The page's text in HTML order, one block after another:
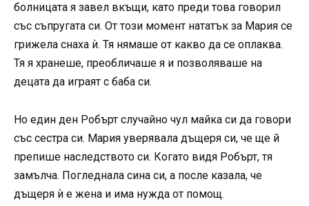
болницата я завел вкъщи, като преди това говорил
със съпругата си. От този момент нататък за Мария се
грижела снаха ѝ. Тя нямаше от какво да се оплаква.
Тя я хранеше, преобличаше я и позволяваше на
децата да играят с баба си.
Но един ден Робърт случайно чул майка си да говори
със сестра си. Мария уверявала дъщеря си, че ще й
препише наследството си. Когато видя Робърт, тя
замълча. Погледнала сина си, а после казала, че
дъщеря ѝ е жена и има нужда от помощ.